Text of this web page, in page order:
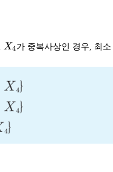
X_4
X4가 중복사상인 경우, 최